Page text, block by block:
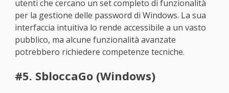
utenti che cercano un set completo di funzionalità
per la gestione delle password di Windows. La sua
interfaccia intuitiva lo rende accessibile a un vasto
pubblico, ma alcune funzionalità avanzate
potrebbero richiedere competenze tecniche.
#5. SbloccaGo (Windows)